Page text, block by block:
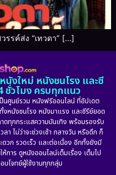
รรค์ส่ง “เทวดา” […]
งใหม่ หนังชนโรง และซี
ชั่วโมง ครบทุกแนว
ศูนย์รวม หนังฟรีออนไลน์ ที่อัปเดต
งหนังชนโรง หนังมาแรง และซีรีย์ยอด
ดทุกกระแสความบันเทิง พร้อมรองรับ
า ไม่ว่าจะช่วงเช้า กลางวัน หรือดึก ก็
ดวก รวดเร็ว และต่อเนื่อง อีกทั้งยังมี
การ ดูหนังออนไลน์เต็มเรื่อง เต็มไป
โจทย์ผู้ใช้งานทุกกลุ่ม